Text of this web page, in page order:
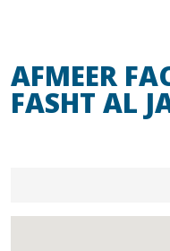
AFMEER
FASHT AL